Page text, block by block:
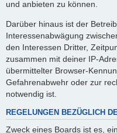
und anbieten zu können.
Darüber hinaus ist der
Interessenabwägung
den Interessen Dritter,
zusammen mit deiner IP-
übermittelter Browser-
Gefahrenabwehr oder zur
notwendig ist.
REGELUNGEN BEZÜGLICH
Zweck eines Boards ist es,